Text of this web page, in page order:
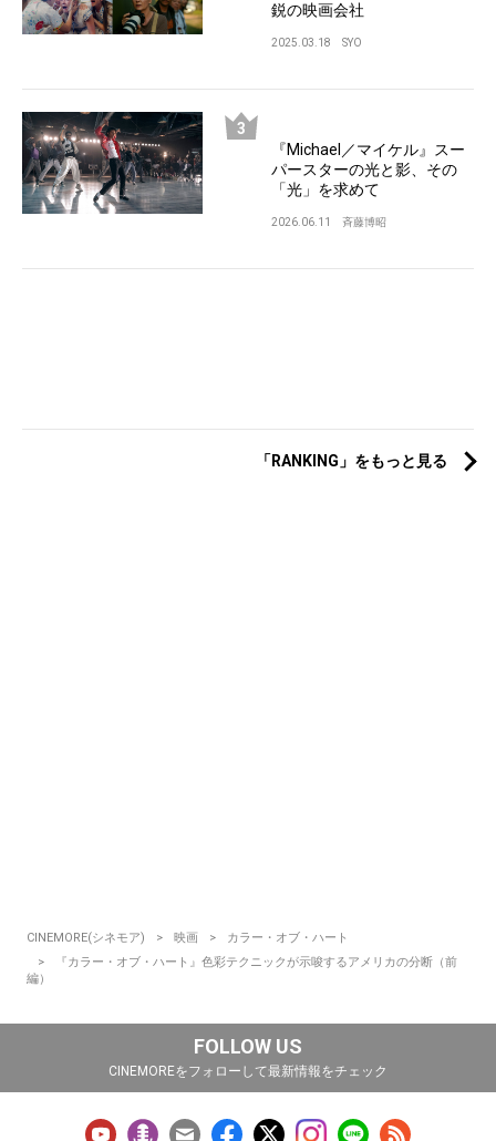
鋭の映画会社
2025.03.18 SYO
『Michael／マイケル』スー
パースターの光と影、その
「光」を求めて
2026.06.11 斉藤博昭
「RANKING」をもっと見る
CINEMORE(シネモア) 映画
カラー・オブ・ハート
『カラー・オブ・ハート』色彩テクニックが示唆するアメリカの分断（前
編）
FOLLOW US
CINEMOREをフォローして最新情報をチェック